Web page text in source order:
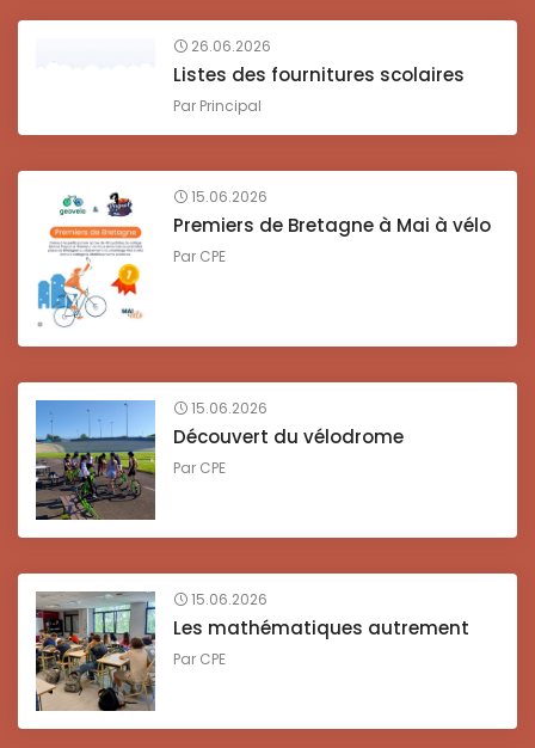
26.06.2026
Listes des fournitures scolaires
Par Principal
15.06.2026
Premiers de Bretagne à Mai à vélo
Par CPE
15.06.2026
Découvert du vélodrome
Par CPE
15.06.2026
Les mathématiques autrement
Par CPE